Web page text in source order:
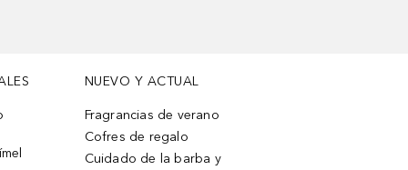
NUEVO Y ACTUAL
Fragrancias de verano
Cofres de regalo
Cuidado de la barba y